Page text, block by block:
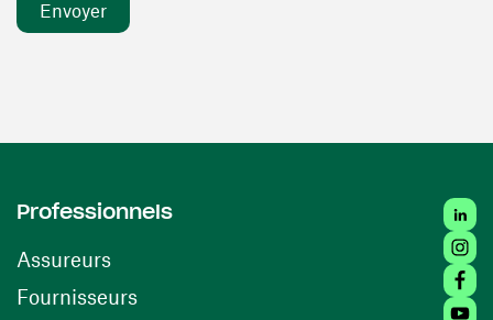
Professionnels
Assureurs
Fournisseurs(ouvre une nouvelle fenêtre)